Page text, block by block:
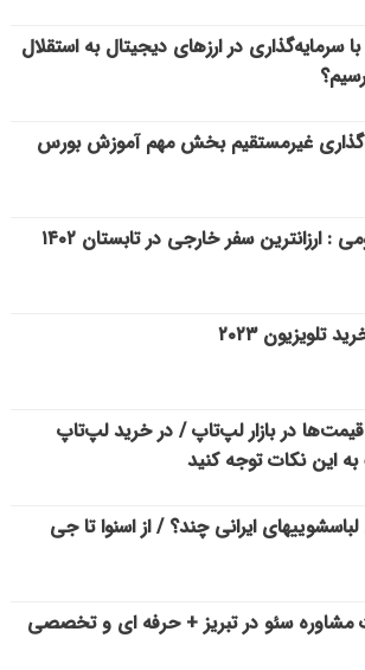
سرمایه‌گذاری در ارزهای دیجیتال به استقلال
غیرمستقیم بخش مهم آموزش بورس
: ارزانترین سفر خارجی در تابستان ۱۴۰۲
تلویزیون ۲۰۲۳
در بازار لپ‌تاپ / در خرید لپ‌تاپ
این نکات توجه کنید
ماشین لباسشویی‎های ایرانی چند؟ / از اسنوا تا جی
سئو در تبریز + حرفه ای و تخصصی